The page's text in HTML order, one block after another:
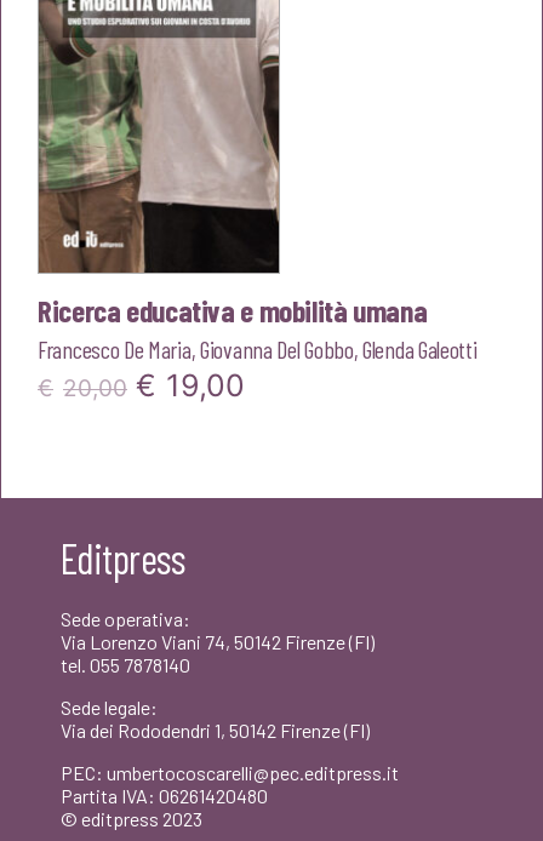
Ricerca educativa e mobilità umana
Francesco De Maria,Giovanna Del Gobbo,Glenda Galeotti
€ 20,00 Il
€20,00.
€ 19,00
Editpress
Sede operativa:
Via Lorenzo Viani 74, 50142 Firenze (FI)
tel. 055 7878140
Sede legale:
Via dei Rododendri 1, 50142 Firenze (FI)
PEC: umbertocoscarelli@pec.editpress.it
Partita IVA: 06261420480
© editpress 2023